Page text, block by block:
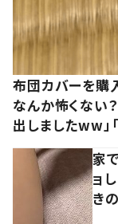
布団カバーを購
なんか怖くない
出しましたww」
家
ョ
き